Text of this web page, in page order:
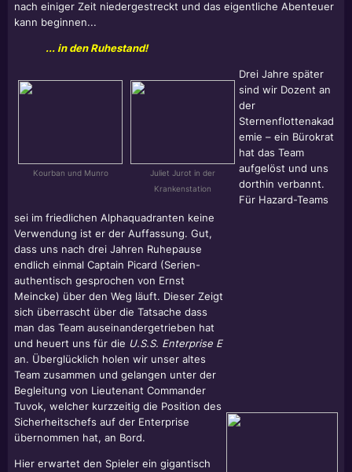
nach einiger Zeit niedergestreckt und das eigentliche Abenteuer
kann beginnen...
... in den Ruhestand!
Kourban und Munro
Juliet Jurot in der
Krankenstation
Drei Jahre später
sind wir Dozent an
der
Sternenflottenakad
emie – ein Bürokrat
hat das Team
aufgelöst und uns
dorthin verbannt.
Für Hazard-Teams
sei im friedlichen Alphaquadranten keine
Verwendung ist er der Auffassung. Gut,
dass uns nach drei Jahren Ruhepause
endlich einmal Captain Picard (Serien-
authentisch gesprochen von Ernst
Meincke) über den Weg läuft. Dieser Zeigt
sich überrascht über die Tatsache dass
man das Team auseinandergetrieben hat
und heuert uns für die U.S.S. Enterprise E
an. Überglücklich holen wir unser altes
Team zusammen und gelangen unter der
Begleitung von Lieutenant Commander
Tuvok, welcher kurzzeitig die Position des
Sicherheitschefs auf der Enterprise
übernommen hat, an Bord.
Hier erwartet den Spieler ein gigantisch